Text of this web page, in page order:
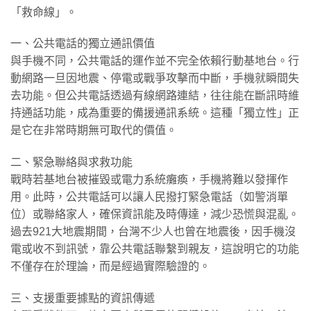
「救命線」。
一、公共電話的獨立通訊價值
與手機不同，公共電話的運作並不完全依賴行動基地台。行
動網路一旦因地震、停電或戰爭攻擊而中斷，手機就瞬間失
去功能。但公共電話透過有線網路連結，往往能在斷訊時維
持通話功能，成為重要的備援通訊系統。這種「獨立性」正
是它在非常時期無可取代的價值。
二、緊急聯絡與求救功能
戰時若基地台被摧毀或電力系統癱瘓，手機將難以發揮作
用。此時，公共電話可以讓人民撥打緊急電話（如警消單
位）或聯絡家人，確保資訊能及時傳達，減少恐慌與混亂。
過去921大地震期間，台灣不少人也曾在地震後，因手機沒
電或收不到訊號，靠公共電話聯繫到親友，這說明它的功能
不僅存在於理論，而是經過實際驗證的。
三、支援重要據點的資訊傳遞